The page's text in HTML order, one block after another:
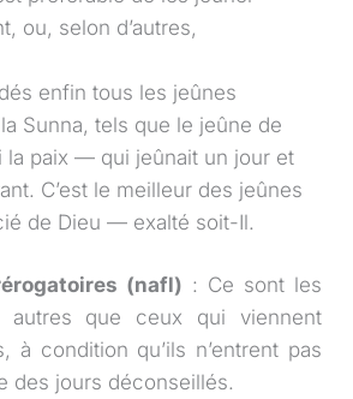
ou, selon d’autres,
enfin tous les jeûnes
Sunna, tels que le jeûne de
paix — qui jeûnait un jour et
C’est le meilleur des jeûnes
de Dieu — exalté soit-Il.
(nafl) : Ce sont les
autres que ceux qui viennent
à condition qu’ils n’entrent pas
des jours déconseillés.